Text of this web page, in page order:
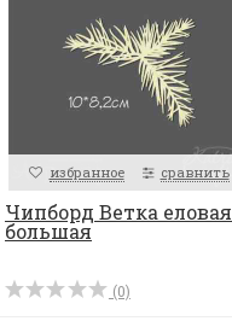
избранное сравнить
Чипборд Ветка еловая
большая
(0)